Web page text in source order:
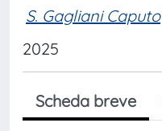
S. Gagliani Caputo
2025
Scheda breve